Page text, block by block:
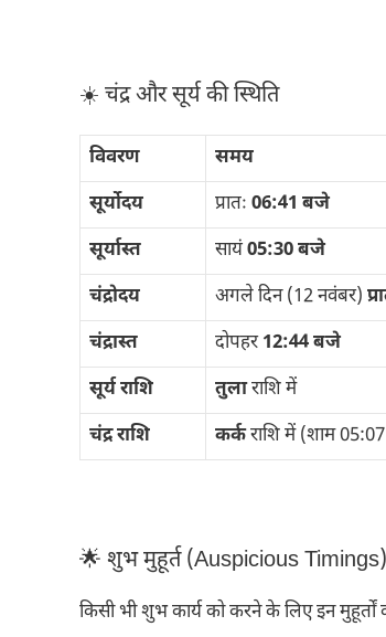
☀️ चंद्र और सूर्य की स्थिति
विवरण
समय
सूर्योदय
प्रातः 06:41 बजे
सूर्यास्त
सायं05:30 बजे
चंद्रोदय
अगले दिन (12 नवंबर)
चंद्रास्त
दोपहर12:44 बजे
सूर्य राशि
तुलाराशि में
चंद्र राशि
कर्कराशि में (शाम
🌟 शुभ मुहूर्त (Auspicious Timings)
किसी भी शुभ कार्य को करने के लिए इन मुहूर्तों